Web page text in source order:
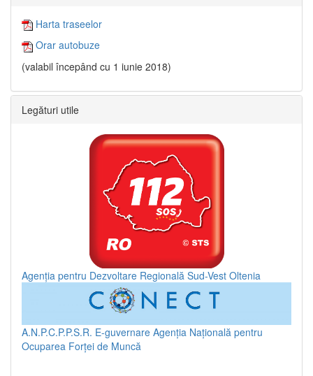
Harta traseelor
Orar autobuze
(valabil începând cu 1 iunie 2018)
Legături utile
Agenția pentru Dezvoltare Regională Sud-Vest Oltenia
A.N.P.C.P.P.S.R. E-guvernare Agenția Națională pentru
Ocuparea Forței de Muncă